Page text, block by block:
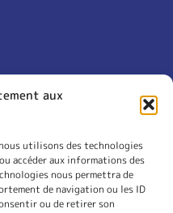
aux
utilisons des technologies
accéder aux informations des
nous permettra de
de navigation ou les ID
ou de retirer son